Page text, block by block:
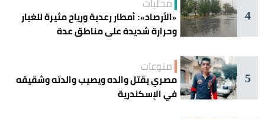
4
محليات
«الأرصاد»: أمطار رعدية ورياح مثيرة للغبار
وحرارة شديدة على مناطق عدة
5
منوعات
مصري يقتل والده ويصيب والدته وشقيقه
في الإسكندرية